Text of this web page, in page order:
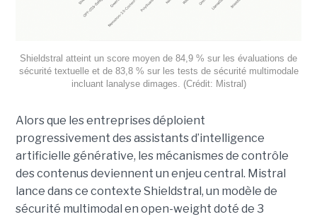
Shieldstral atteint un score moyen de 84,9 % sur les évaluations de
sécurité textuelle et de 83,8 % sur les tests de sécurité multimodale
incluant lanalyse dimages. (Crédit: Mistral)
Alors que les entreprises déploient
progressivement des assistants d’intelligence
artificielle générative, les mécanismes de contrôle
des contenus deviennent un enjeu central. Mistral
lance dans ce contexte Shieldstral, un modèle de
sécurité multimodal en open-weight doté de 3